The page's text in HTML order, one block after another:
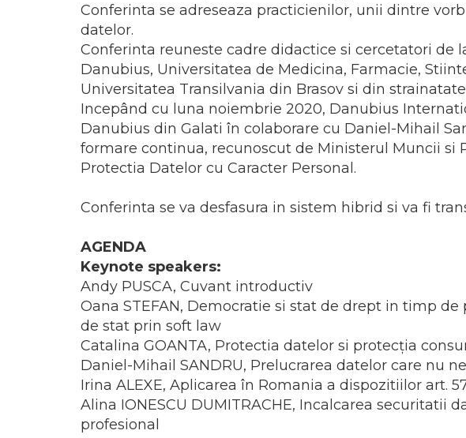
Conferinta se adreseaza practicienilor, unii dintre
datelor.
Conferinta reuneste cadre didactice si cercetatori de
Danubius, Universitatea de Medicina, Farmacie,
Universitatea Transilvania din Brasov si din
Incepând cu luna noiembrie 2020, Danubius
Danubius din Galati în colaborare cu Daniel-Mihail
formare continua, recunoscut de Ministerul Muncii si
Protectia Datelor cu Caracter Personal.
Conferinta se va desfasura in sistem hibrid si va fi
AGENDA
Keynote speakers:
Andy PUSCA, Cuvant introductiv
Oana STEFAN, Democratie si stat de drept in timp
de stat prin soft law
Catalina GOANTA, Protectia datelor si protecția
Daniel-Mihail SANDRU, Prelucrarea datelor care nu
Irina ALEXE, Aplicarea în Romania a dispozitiilor art.
Alina IONESCU DUMITRACHE, Incalcarea
profesional